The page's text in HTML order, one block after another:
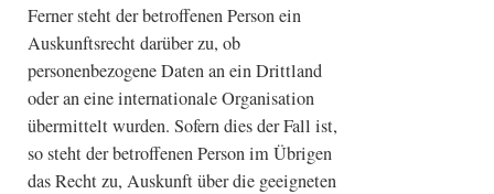
Ferner steht der betroffenen Person ein
Auskunftsrecht darüber zu, ob
personenbezogene Daten an ein Drittland
oder an eine internationale Organisation
übermittelt wurden. Sofern dies der Fall ist,
so steht der betroffenen Person im Übrigen
das Recht zu, Auskunft über die geeigneten